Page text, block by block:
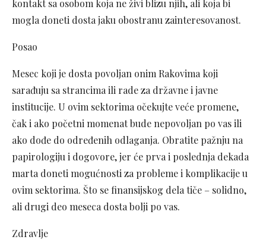
kontakt sa osobom koja ne živi blizu njih, ali koja bi
mogla doneti dosta jaku obostranu zainteresovanost.
Posao
Mesec koji je dosta povoljan onim Rakovima koji
sarađuju sa strancima ili rade za državne i javne
institucije. U ovim sektorima očekujte veće promene,
čak i ako početni momenat bude nepovoljan po vas ili
ako dođe do određenih odlaganja. Obratite pažnju na
papirologiju i dogovore, jer će prva i poslednja dekada
marta doneti mogućnosti za probleme i komplikacije u
ovim sektorima. Što se finansijskog dela tiče – solidno,
ali drugi deo meseca dosta bolji po vas.
Zdravlje